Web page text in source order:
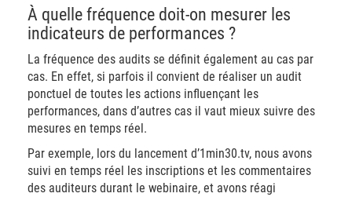
À quelle fréquence doit-on mesurer les
indicateurs de performances ?
La fréquence des audits se définit également au cas par
cas. En effet, si parfois il convient de réaliser un audit
ponctuel de toutes les actions influençant les
performances, dans d’autres cas il vaut mieux suivre des
mesures en temps réel.
Par exemple, lors du lancement d’1min30.tv, nous avons
suivi en temps réel les inscriptions et les commentaires
des auditeurs durant le webinaire, et avons réagi